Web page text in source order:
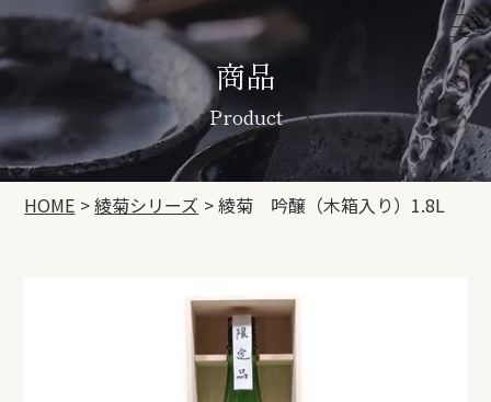
商品
Product
HOME 綾菊シリーズ 綾菊 吟醸（木箱入り）1.8L